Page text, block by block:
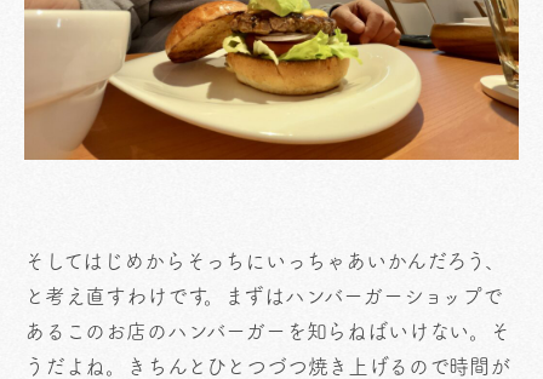
そしてはじめからそっちにいっちゃあいかんだろう、
と考え直すわけです。まずはハンバーガーショップで
あるこのお店のハンバーガーを知らねばいけない。そ
うだよね。きちんとひとつづつ焼き上げるので時間が